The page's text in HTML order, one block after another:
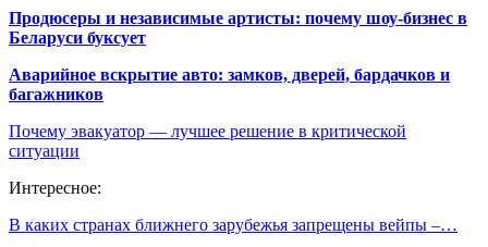
Продюсеры и независимые артисты: почему шоу-бизнес в
Беларуси буксует
Аварийное вскрытие авто: замков, дверей, бардачков и
багажников
Почему эвакуатор — лучшее решение в критической
ситуации
Интересное:
В каких странах ближнего зарубежья запрещены вейпы –…